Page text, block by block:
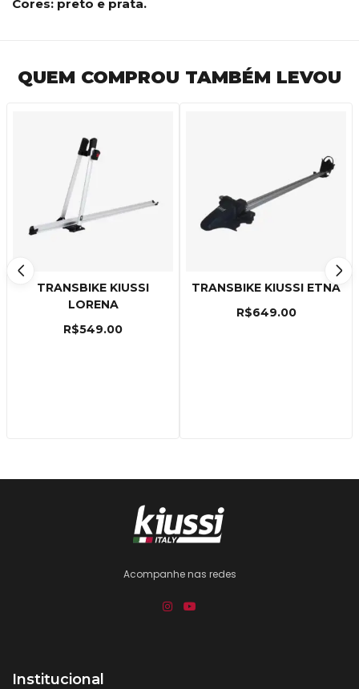
Cores: preto e prata.
QUEM COMPROU TAMBÉM LEVOU
TRANSBIKE KIUSSI
LORENA
R$549.00
TRANSBIKE KIUSSI ETNA
R$649.00
Acompanhe nas redes
Institucional